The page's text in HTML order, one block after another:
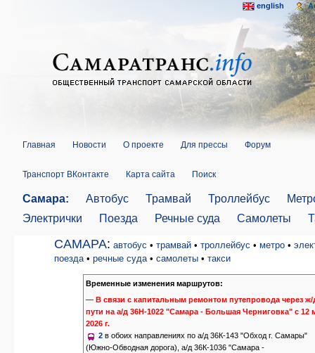
Главная Новости О проекте Для прессы Форум
Транспорт ВКонтакте Карта сайта Поиск
Самара: Автобус Трамвай Троллейбус
Электрички
Поезда Речные суда Самолеты
САМАРА: автобус • трамвай • троллейбус • метро •
поезда • речные суда • самолеты • такси
Временные изменения маршрутов:
—В связи с капитальным ремонтом путепровода через ж/
пути на а/д 36Н-1022 "Самара - Большая Черниговка" с 12
2026 г.
2 в обоих направлениях по а/д 36К-143 "Обход г. Самары"
(Южно-Обводная дорога), а/д 36К-1036 "Самара -
english